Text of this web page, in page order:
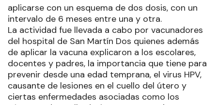
aplicarse con un esquema de dos dosis, con un
intervalo de 6 meses entre una y otra.
La actividad fue llevada a cabo por vacunadores
del hospital de San Martín Dos quienes además
de aplicar la vacuna explicaron a los escolares,
docentes y padres, la importancia que tiene para
prevenir desde una edad temprana, el virus HPV,
causante de lesiones en el cuello del útero y
ciertas enfermedades asociadas como los